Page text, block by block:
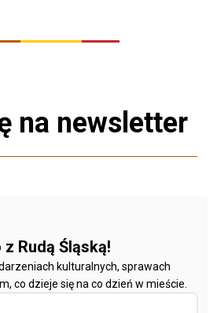
na newsletter
Rudą Śląską!
kulturalnych, sprawach
co dzieje się na co dzień w mieście.